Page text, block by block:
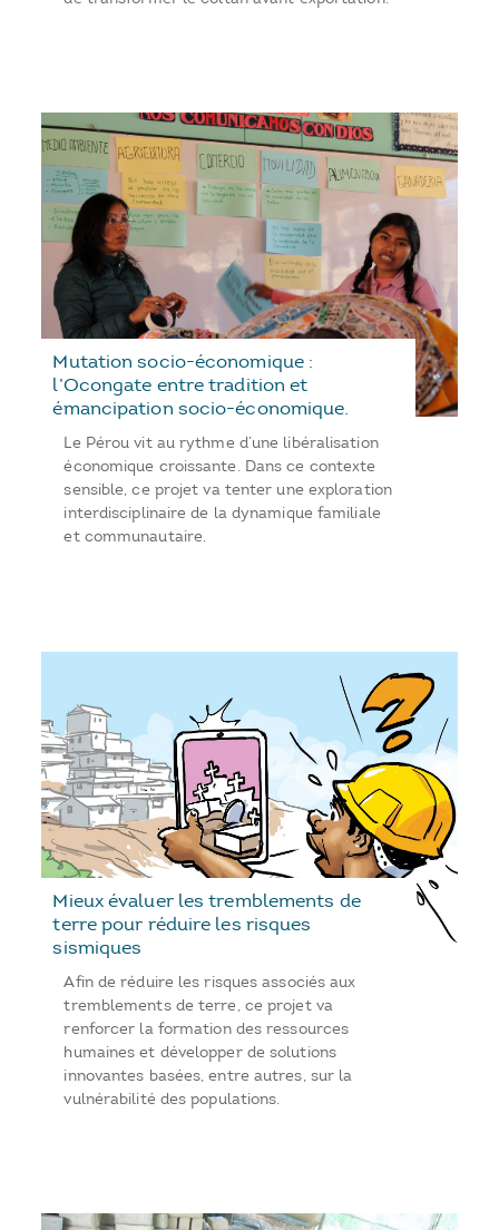
Mutation socio-économique :
l’Ocongate entre tradition et
émancipation socio-économique.
Le Pérou vit au rythme d’une libéralisation
économique croissante. Dans ce contexte
sensible, ce projet va tenter une exploration
interdisciplinaire de la dynamique familiale
et communautaire.
Mieux évaluer les tremblements de
terre pour réduire les risques
sismiques
Afin de réduire les risques associés aux
tremblements de terre, ce projet va
renforcer la formation des ressources
humaines et développer de solutions
innovantes basées, entre autres, sur la
vulnérabilité des populations.